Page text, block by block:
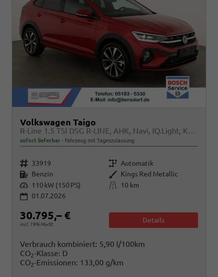
Volkswagen Taigo
R-Line 1.5 TSI DSG R-LINE, AHK, Navi, IQ.Light, Kamera, ACC, Winter
sofort lieferbar Fahrzeug mit Tageszulassung
Fahrzeugnr. 33919 Getriebe Automatik
Kraftstoff Benzin Außenfarbe Kings Red Metallic
Leistung 110 kW (150 PS) Kilometerstand
10 km
01.07.2026
30.795,– €
incl. 19% MwSt.
Details
Verbrauch kombiniert: 5,90 l/100km
CO2-Klasse: D
CO2-Emissionen: 133,00 g/km